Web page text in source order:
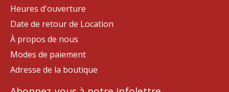
Heures d'ouverture
Date de retour de Location
À propos de nous
Modes de paiement
Adresse de la boutique